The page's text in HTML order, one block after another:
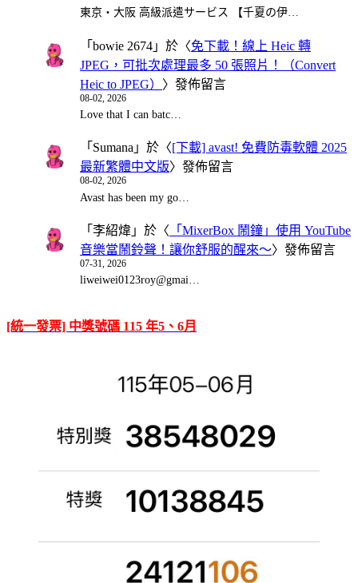
東京・大阪 高級派遣サービス 【千夏の伊…
「 bowie 2674 」於〈免下載！線上 Heic 轉
JPEG，可批次處理最多 50 張照片！（Convert
Heic to JPEG） 〉發佈留言
08-02, 2026
Love that I can batc…
「 Sumana 」於〈 [下載] avast! 免費防毒軟體 2025
最新繁體中文版〉發佈留言
08-02, 2026
Avast has been my go…
「 李紹煒 」於〈 「MixerBox 鬧鐘」使用 YouTube
音樂當鬧鈴聲！讓你舒服的醒來～〉發佈留言
07-31, 2026
liweiwei0123roy@gmai…
[統一發票] 中獎號碼 115 年5、6月